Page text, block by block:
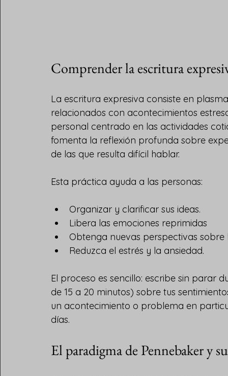
Comprender la escritura
La escritura expresiva consiste en
relacionados con acontecimientos
personal centrado en las actividades
fomenta la reflexión profunda sobre
de las que resulta difícil hablar.
Esta práctica ayuda a las personas:
Organizar y clarificar sus ideas.
Libera las emociones reprimidas
Obtenga nuevas perspectivas sobre
Reduzca el estrés y la ansiedad.
El proceso es sencillo: escribe sin
de 15 a 20 minutos) sobre tus
un acontecimiento o problema en
días.
El paradigma de Pennebaker y